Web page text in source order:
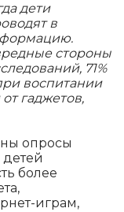
дети
в
стороны
71%
воспитании
гаджетов,
опросы
более
играм,